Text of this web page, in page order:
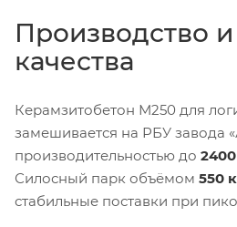
Производство
качества
Керамзитобетон М250 для
замешивается на РБУ завода
производительностью до
Силосный парк объёмом 550
стабильные поставки при